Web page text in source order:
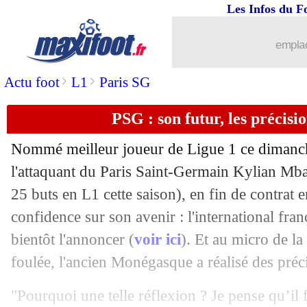
Actu foot> L1 > Paris SG
Les Infos du
PSG : son futur, les
Nommé meilleur joueur de Ligue 1 ce
l'attaquant du Paris Saint-Germain Kylian
25 buts en L1 cette saison), en fin de contrat
confidence sur son avenir : l'international
bientôt l'annoncer (voir ici). Et au micro de
foulée, l'ancien Monégasque a réalisé des
"Pourquoi une telle réflexion ? Je pense qu’il
PSG: la C1, Ronaldinho n'est pas
16/05 EdF
16/05 VIDEO: Zlatan casse la vitre du bus !
16/05 PHOTOS : la maison de Romeyer
16/05 PSG: Pécresse veut sanctionner
16/05 PSG : Donnarumma ne compte pas
16/05 Man Utd : Ten Hag répond à Ronaldo
16/05 L1: le classement des passeurs